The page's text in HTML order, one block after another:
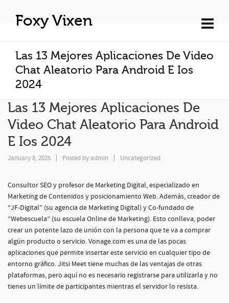
Foxy Vixen
Las 13 Mejores Aplicaciones De Video
Chat Aleatorio Para Android E Ios
2024
Las 13 Mejores Aplicaciones De
Video Chat Aleatorio Para Android
E Ios 2024
January 8, 2025 Posted by admin Uncategorized
Consultor SEO y profesor de Marketing Digital, especializado en
Marketing de Contenidos y posicionamiento Web. Además, creador de
“JF-Digital” (su agencia de Marketing Digital) y Co-fundado de
“Webescuela” (su escuela Online de Marketing). Esto conlleva, poder
crear un potente lazo de unión con la persona que te va a comprar
algún producto o servicio. Vonage.com es una de las pocas
aplicaciones que permite insertar este servicio en cualquier tipo de
entorno gráfico. Jitsi Meet tiene muchas de las ventajas de otras
plataformas, pero aquí no es necesario registrarse para utilizarla y no
tienes un límite de participantes mientras el servidor lo resista.